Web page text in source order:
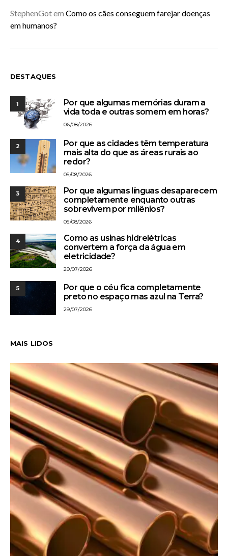
StephenGotem Como os cães conseguem farejar doenças
em humanos?
DESTAQUES
1
Por que algumas memórias duram a
vida toda e outras somem em horas?
06/08/2026
2
Por que as cidades têm temperatura
mais alta do que as áreas rurais ao
redor?
05/08/2026
3
Por que algumas línguas desaparecem
completamente enquanto outras
sobrevivem por milênios?
05/08/2026
4
Como as usinas hidrelétricas
convertem a força da água em
eletricidade?
29/07/2026
5
Por que o céu fica completamente
preto no espaço mas azul na Terra?
29/07/2026
MAIS LIDOS